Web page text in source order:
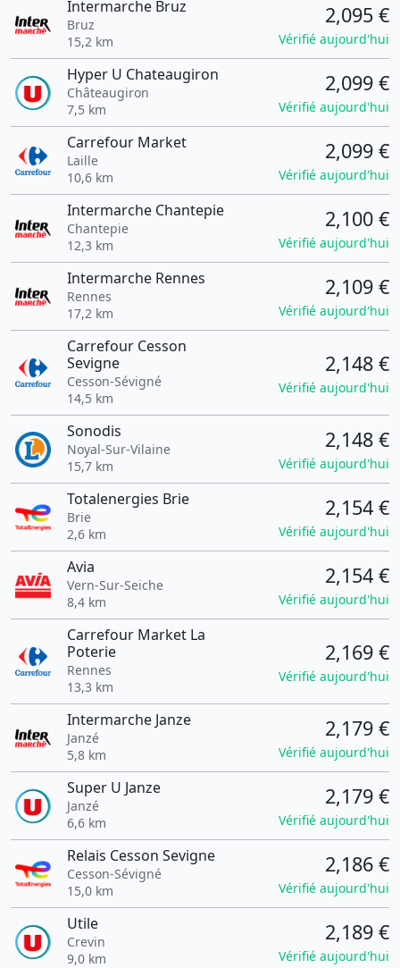
Intermarche Bruz
Bruz
15,2 km
2,095 €
Vérifié aujourd'hui
Hyper U Chateaugiron
Châteaugiron
7,5 km
2,099 €
Vérifié aujourd'hui
Carrefour Market
Laille
10,6 km
2,099 €
Vérifié aujourd'hui
Intermarche Chantepie
Chantepie
12,3 km
2,100 €
Vérifié aujourd'hui
Intermarche Rennes
Rennes
17,2 km
2,109 €
Vérifié aujourd'hui
Carrefour Cesson
Sevigne
Cesson-Sévigné
14,5 km
2,148 €
Vérifié aujourd'hui
Sonodis
Noyal-Sur-Vilaine
15,7 km
2,148 €
Vérifié aujourd'hui
Totalenergies Brie
Brie
2,6 km
2,154 €
Vérifié aujourd'hui
Avia
Vern-Sur-Seiche
8,4 km
2,154 €
Vérifié aujourd'hui
Carrefour Market La
Poterie
Rennes
13,3 km
2,169 €
Vérifié aujourd'hui
Intermarche Janze
Janzé
5,8 km
2,179 €
Vérifié aujourd'hui
Super U Janze
Janzé
6,6 km
2,179 €
Vérifié aujourd'hui
Relais Cesson Sevigne
Cesson-Sévigné
15,0 km
2,186 €
Vérifié aujourd'hui
Utile
Crevin
9,0 km
2,189 €
Vérifié aujourd'hui